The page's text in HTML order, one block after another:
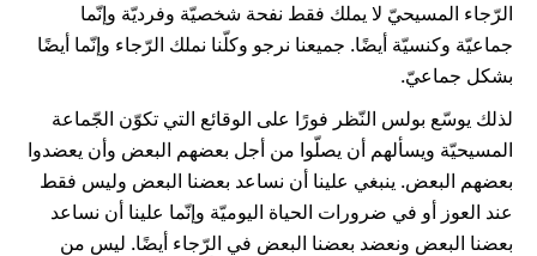
الرّجاء المسيحيّ لا يملك فقط نفحة شخصيّة وفرديّة وإنّما
جماعيّة وكنسيّة أيضًا. جميعنا نرجو وكلّنا نملك الرّجاء وإنّما أيضًا
بشكل جماعيّ.
لذلك يوسّع بولس النّظر فورًا على الوقائع التي تكوّن الجّماعة
المسيحيّة ويسألهم أن يصلّوا من أجل بعضهم البعض وأن يعضدوا
بعضهم البعض. ينبغي علينا أن نساعد بعضنا البعض وليس فقط
عند العوز أو في ضرورات الحياة اليوميّة وإنّما علينا أن نساعد
بعضنا البعض ونعضد بعضنا البعض في الرّجاء أيضًا. ليس من